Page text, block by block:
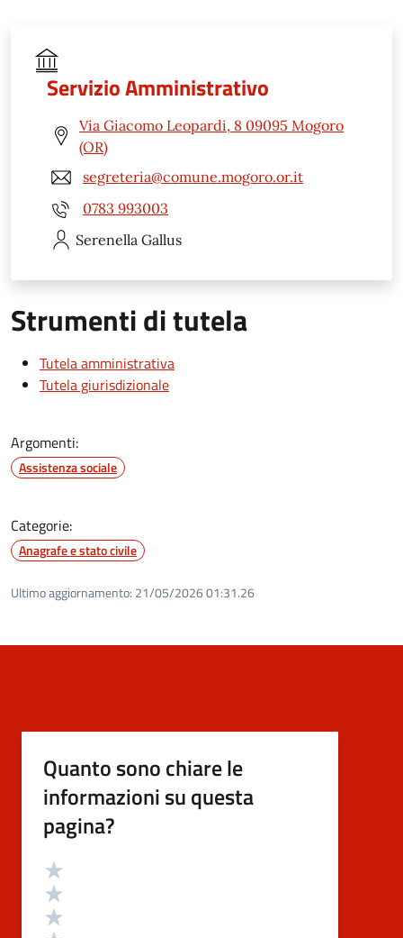
Servizio Amministrativo
Via Giacomo Leopardi, 8 09095 Mogoro
(OR)
segreteria@comune.mogoro.or.it
0783 993003
Serenella Gallus
Strumenti di tutela
Tutela amministrativa
Tutela giurisdizionale
Argomenti:
Assistenza sociale
Categorie:
Anagrafe e stato civile
Ultimo aggiornamento: 21/05/2026 01:31.26
Quanto sono chiare le
informazioni su questa
pagina?
Valutazione